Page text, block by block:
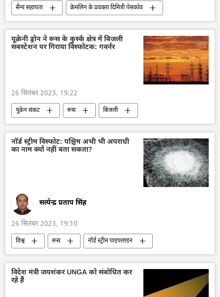
सैन्य सहायता
क्रेमलिन के प्रवक्ता दिमित्री पेसकोव
कीव
पेंटागन
व्हाइट हाउस
अमेरिका
सामूहिक पश्चिम
यूक्रेनी ड्रोन ने रूस के कुर्स्क क्षेत्र में बिजली
सबस्टेशन पर गिराया विस्फोटक: गवर्नर
26 सितंबर 2023, 19:22
यूक्रेन संकट रूस
बिजली
रूसी सेना
यूक्रेन
यूक्रेन का जवाबी हमला
ड्रोन
ड्रोन हमला
संयुक्त राष्ट्र
विशेष सैन्य अभियान
नॉर्ड स्ट्रीम विस्फोट: पश्चिम अभी भी अपराधी
का नाम क्यों नहीं बता सकता?
सत्येन्द्र प्रताप सिंह
26 सितंबर 2023, 19:10
विश्व रूस
नॉर्ड स्ट्रीम पाइपलाइन
गैस
रूसी गैस
बाल्टिक सागर
यूरोपीय संघ
आतंकी हमले
ऊर्जा क्षेत्र
रूसी जांच समिति
विदेश मंत्री जयशंकर UNGA को संबोधित कर
रहे हैं